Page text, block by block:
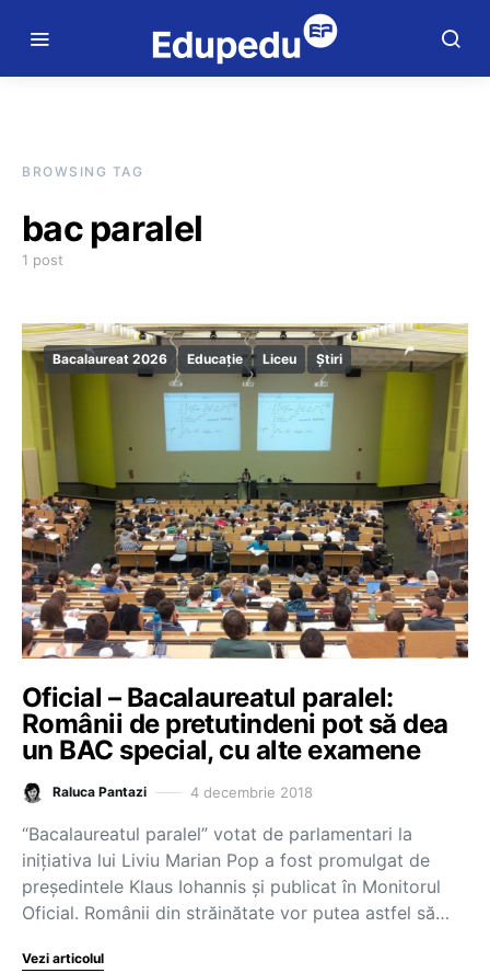
BROWSING TAG
bac paralel
1 post
Bacalaureat 2026 Educație Liceu Știri
Oficial – Bacalaureatul paralel:
Românii de pretutindeni pot să dea
un BAC special, cu alte examene
Raluca Pantazi 4 decembrie 2018
“Bacalaureatul paralel” votat de parlamentari la
inițiativa lui Liviu Marian Pop a fost promulgat de
președintele Klaus Iohannis și publicat în Monitorul
Oficial. Românii din străinătate vor putea astfel să…
Vezi articolul